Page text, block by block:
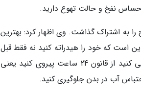
نفخ و حالت تهوع دارید.
را به اشتراک گذاشت. وی اظهار کرد: بهترین
است که خود را هیدراته کنید نه فقط قبل
از پرواز بلکه پس از رسیدن به هتل یا ویلای تعطیلات خود نیز مفید است. سعی کنید از قانون 24 ساعت پیروی کنید یعنی